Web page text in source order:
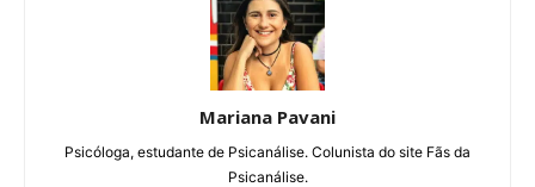
Mariana Pavani
Psicóloga, estudante de Psicanálise. Colunista do site Fãs da
Psicanálise.